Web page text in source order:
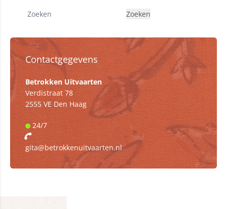
Contactgegevens
Betrokken Uitvaarten
Verdistraat 78
2555 VE Den Haag
24/7
gita@betrokkenuitvaarten.nl